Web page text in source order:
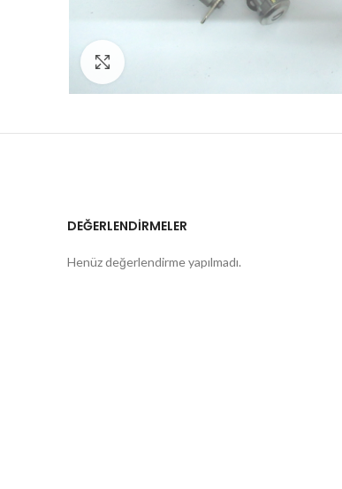
DEĞERLENDIRMELER
Henüz değerlendirme yapılmadı.